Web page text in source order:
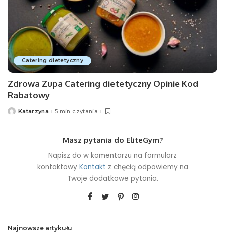
Catering dietetyczny
Zdrowa Zupa Catering dietetyczny Opinie Kod
Rabatowy
PostedKatarzyna 5 min czytania
Masz pytania do EliteGym?
Napisz do w komentarzu na formularz
kontaktowy Kontakt z chęcią odpowiemy na
Twoje dodatkowe pytania.
Najnowsze artykułu